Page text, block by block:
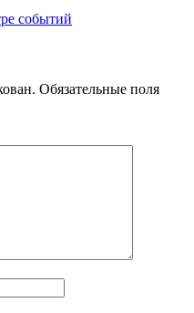
событий
Обязательные поля